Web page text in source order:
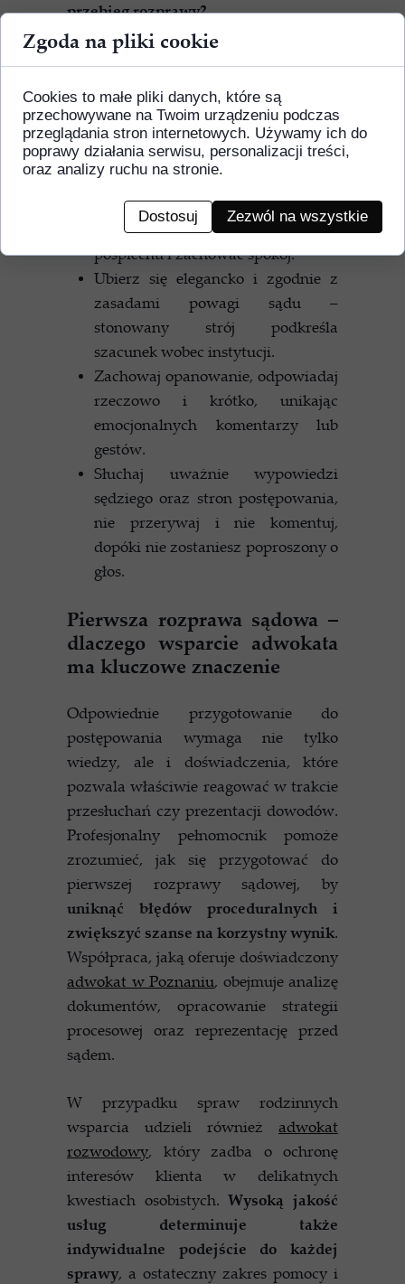
przebieg rozprawy?
Zabierz wszystkie dokumenty
chronologicznie i w sposób
ułatwiający szybkie odnalezienie
potrzebnych informacji.
Przyjdź punktualnie, najlepiej
kilkanaście minut przed
wyznaczoną godziną, aby uniknąć
pośpiechu i zachować spokój.
Ubierz się elegancko i zgodnie z
zasadami powagi sądu –
stonowany strój podkreśla
szacunek wobec instytucji.
Zachowaj opanowanie, odpowiadaj
rzeczowo i krótko, unikając
emocjonalnych komentarzy lub
gestów.
Słuchaj uważnie wypowiedzi
sędziego oraz stron postępowania,
nie przerywaj i nie komentuj,
dopóki nie zostaniesz poproszony o
głos.
Pierwsza rozprawa sądowa –
dlaczego wsparcie adwokata
ma kluczowe znaczenie
Odpowiednie przygotowanie do
postępowania wymaga nie tylko
wiedzy, ale i doświadczenia, które
pozwala właściwie reagować w trakcie
przesłuchań czy prezentacji dowodów.
Profesjonalny pełnomocnik pomoże
zrozumieć, jak się przygotować do
pierwszej rozprawy sądowej, by
uniknąć błędów proceduralnych i
zwiększyć szanse na korzystny wynik.
Współpraca, jaką oferuje doświadczony
adwokat w Poznaniu, obejmuje analizę
dokumentów, opracowanie strategii
procesowej oraz reprezentację przed
sądem.
W przypadku spraw rodzinnych
wsparcia udzieli również adwokat
rozwodowy, który zadba o ochronę
interesów klienta w delikatnych
kwestiach osobistych.Wysoką jakość
usług determinuje także
indywidualne podejście do każdej
sprawy, a ostateczny zakres pomocy i
Zgoda na pliki cookie
Cookies to małe pliki danych, które są
przechowywane na Twoim urządzeniu podczas
przeglądania stron internetowych. Używamy ich do
poprawy działania serwisu, personalizacji treści,
oraz analizy ruchu na stronie.
Dostosuj Zezwól na wszystkie